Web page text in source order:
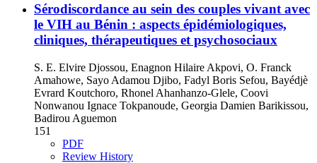
Sérodiscordance au sein des couples vivant avec
le VIH au Bénin : aspects épidémiologiques,
cliniques, thérapeutiques et psychosociaux
S. E. Elvire Djossou, Enagnon Hilaire Akpovi, O. Franck
Amahowe, Sayo Adamou Djibo, Fadyl Boris Sefou, Bayédjè
Evrard Koutchoro, Rhonel Ahanhanzo-Glele, Coovi
Nonwanou Ignace Tokpanoude, Georgia Damien Barikissou,
Badirou Aguemon
151
PDF
Review History